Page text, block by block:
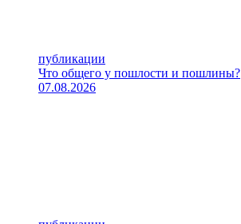
публикации
Что общего у пошлости и пошлины?
07.08.2026